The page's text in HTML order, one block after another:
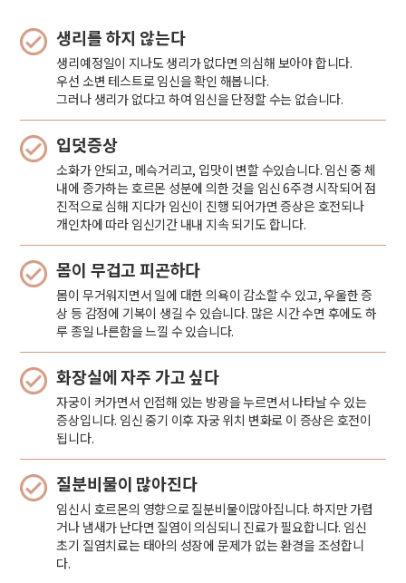
생리를 하지 않는다
생리예정일이 지나도 생리가 없다면 의심해 보아야 합니다.
우선 소변 테스트로 임신을 확인 해봅니다.
그러나 생리가 없다고 하여 임신을 단정할 수는 없습니다.
입덧증상
소화가 안되고, 메슥거리고, 입맛이 변할 수있습니다. 임신 중 체
내에 증가하는 호르몬 성분에 의한 것을 임신 6주경 시작되어 점
진적으로 심해 지다가 임신이 진행 되어가면 증상은 호전되나
개인차에 따라 임신기간 내내 지속 되기도 합니다.
몸이 무겁고 피곤하다
몸이 무거워지면서 일에 대한 의욕이 감소할 수 있고, 우울한 증
상 등 감정에 기복이 생길 수 있습니다. 많은 시간 수면 후에도 하
루 종일 나른함을 느낄 수 있습니다.
화장실에 자주 가고 싶다
자궁이 커가면서 인접해 있는 방광을 누르면서 나타날 수 있는
증상입니다. 임신 중기 이후 자궁 위치 변화로 이 증상은 호전이
됩니다.
질분비물이 많아진다
임신시 호르몬의 영향으로 질분비물이많아집니다. 하지만 가렵
거나 냄새가 난다면 질염이 의심되니 진료가 필요합니다. 임신
초기 질염치료는 태아의 성장에 문제가 없는 환경을 조성합니
다.